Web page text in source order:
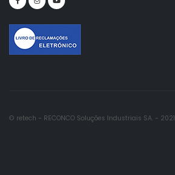
© retech - RECONCO Soluções Industriais SA. - 2021